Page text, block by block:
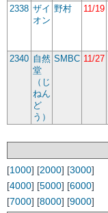
2338 ザイ
オン
野村 11/19
2340 自然
堂
（じ
ねん
ど
う）
SMBC 11/27
[1000] [2000] [3000]
[4000] [5000] [6000]
[7000] [8000] [9000]